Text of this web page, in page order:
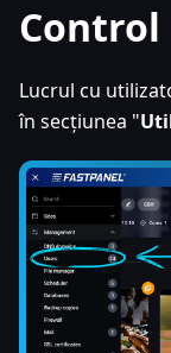
Lucrul cu
în secțiunea "